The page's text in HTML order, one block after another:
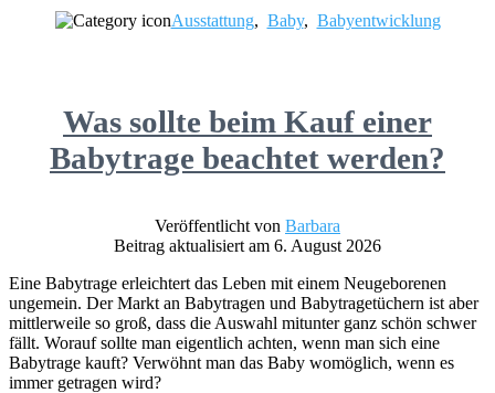
Ausstattung, Baby, Babyentwicklung
Was sollte beim Kauf einer
Babytrage beachtet werden?
Veröffentlicht von Barbara
Beitrag aktualisiert am 6. August 2026
Eine Babytrage erleichtert das Leben mit einem Neugeborenen
ungemein. Der Markt an Babytragen und Babytragetüchern ist aber
mittlerweile so groß, dass die Auswahl mitunter ganz schön schwer
fällt. Worauf sollte man eigentlich achten, wenn man sich eine
Babytrage kauft? Verwöhnt man das Baby womöglich, wenn es
immer getragen wird?